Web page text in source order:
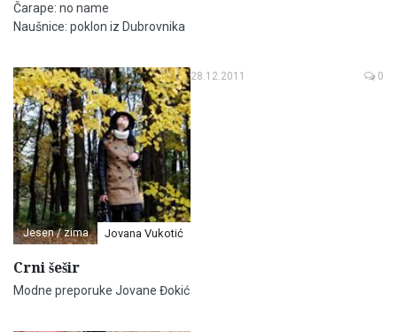
Čarape: no name
Naušnice: poklon iz Dubrovnika
Jesen / zima Jovana Vukotić
28.12.2011 0
Crni šešir
Modne preporuke Jovane Đokić